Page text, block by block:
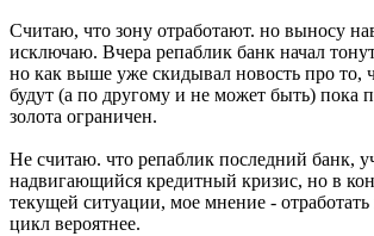
Считаю, что зону отработают. но выносу
исключаю. Вчера репаблик банк начал
но как выше уже скидывал новость про то,
будут (а по другому и не может быть) пока
золота ограничен.
Не считаю. что репаблик последний банк,
надвигающийся кредитный кризис, но в
текущей ситуации, мое мнение -
цикл вероятнее.